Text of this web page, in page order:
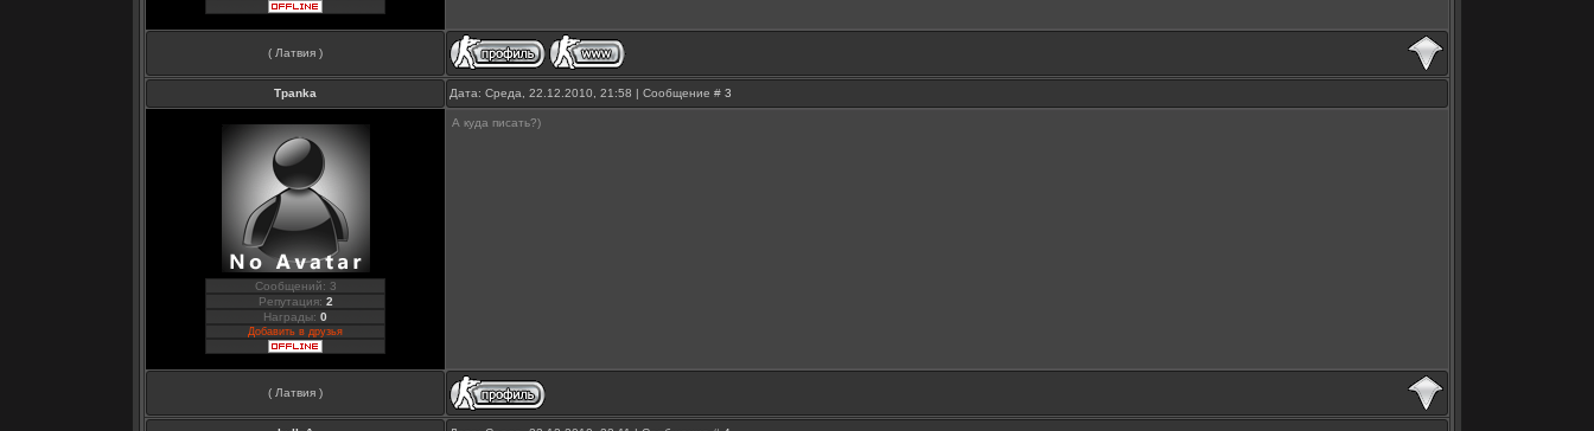
( Латвия )
Tpanka Дата: Среда, 22.12.2010, 21:58 | Сообщение # 3
Сообщений: 3
Репутация: 2
Награды: 0
Добавить в друзья
А куда писать?)
( Латвия )